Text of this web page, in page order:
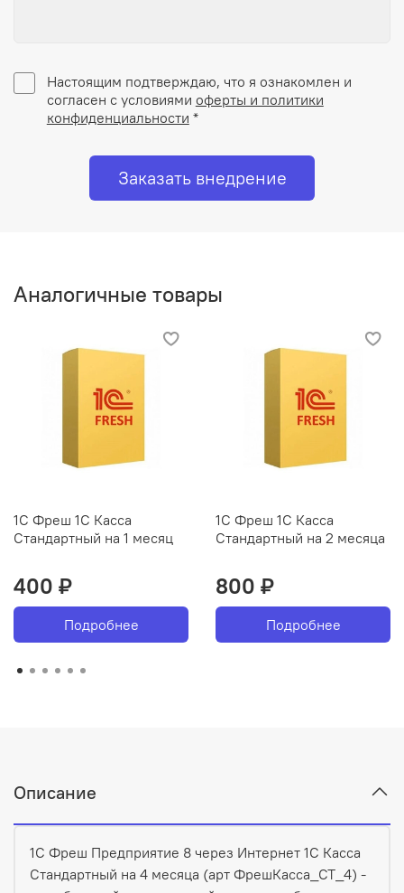
Настоящим подтверждаю, что я ознакомлен и
согласен с условиями оферты и политики
конфиденциальности *
Заказать внедрение
Аналогичные товары
1С Фреш 1С Касса
Стандартный на 1 месяц
400 ₽
Подробнее
1С Фреш 1С Касса
Стандартный на 2 месяца
800 ₽
Подробнее
Описание
1С Фреш Предприятие 8 через Интернет 1С Касса
Стандартный на 4 месяца (арт ФрешКасса_СТ_4) -